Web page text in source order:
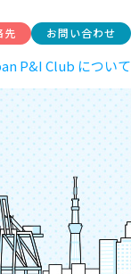
先 お問い合わせ
P&I Club について